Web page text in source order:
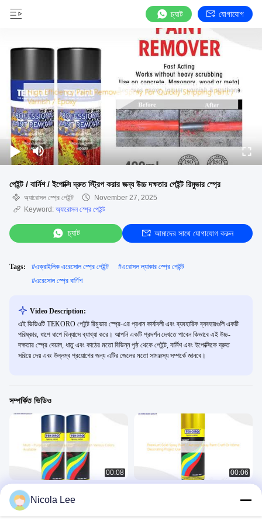
চ্যাট যোগাযোগ
পেইন্ট / বার্নিশ / ইপোক্সি দ্রুত স্ট্রিপ করার জন্য উচ্চ দক্ষতার পেইন্ট রিমুভার স্প্রে
অ্যারোসল স্প্রে পেইন্ট
November 27, 2025
Keyword: অ্যারোসল স্প্রে পেইন্ট
চ্যাট আমাদের সাথে যোগাযোগ করুন
Tags: #এক্রাইলিক এরেসোল স্প্রে পেইন্ট #এরোসল ল্যাকার স্প্রে পেইন্ট
#এরেসোল স্প্রে বার্ণিশ
Video Description:
এই ভিডিওটি TEKORO পেইন্ট রিমুভার স্প্রে-এর প্রধান কার্যাবলী এবং ব্যবহারিক ব্যবহারগুলি একটি
পরিষ্কার, ধাপে ধাপে বিন্যাসে ব্যাখ্যা করে। আপনি একটি প্রদর্শন দেখতে পাবেন কিভাবে এই উচ্চ-
দক্ষতার স্প্রে দেয়াল, ধাতু এবং কাঠের মতো বিভিন্ন পৃষ্ঠ থেকে পেইন্ট, বার্নিশ এবং ইপোক্সিকে দ্রুত
সরিয়ে দেয় এবং উল্লম্ব প্রয়োগের জন্য এটির জেলের মতো সামঞ্জস্য সম্পর্কে জানবে।
সম্পর্কিত ভিডিও
00:08
মাল্টি - উদ্দেশ্য অ্যারোসোল স্প্রে পেইন্ট গ্লস ফিনিশ
বিভিন্ন রং উপলব্ধ
অ্যারোসল স্প্রে পেইন্ট
00:06
Nicola Lee